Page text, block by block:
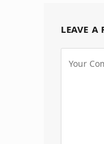
LEAVE A